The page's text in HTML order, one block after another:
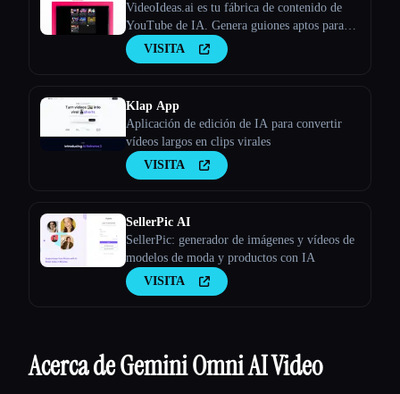
VideoIdeas.ai es tu fábrica de contenido de
YouTube de IA. Genera guiones aptos para
hacer virus, nuevas ideas de vídeo y contenido
atractivo en cuestión de minutos.
VISITA
Klap App
Aplicación de edición de IA para convertir
vídeos largos en clips virales
VISITA
SellerPic AI
SellerPic: generador de imágenes y vídeos de
modelos de moda y productos con IA
VISITA
Acerca de Gemini Omni AI Video